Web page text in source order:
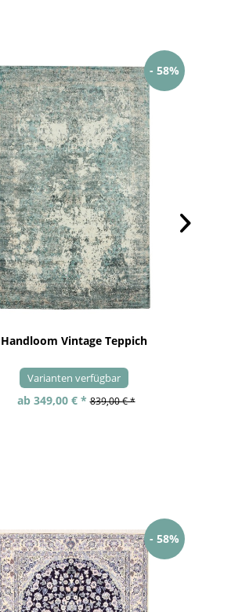
- 58%
Handloom Vintage Teppich
Varianten verfügbar
ab 349,00 € * 839,00 € *
- 58%